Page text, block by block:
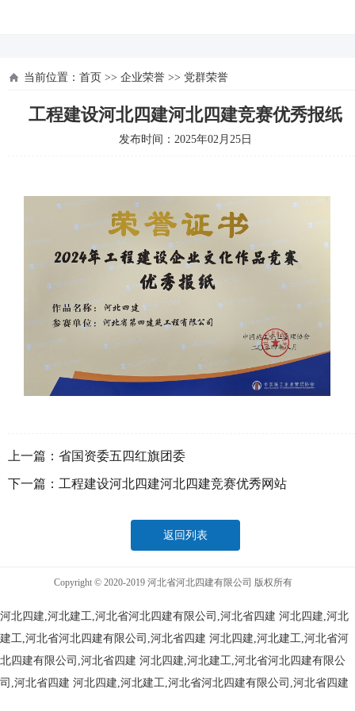
当前位置： 首页 >> 企业荣誉 >> 党群荣誉
工程建设河北四建河北四建竞赛优秀报纸
发布时间：2025年02月25日
上一篇： 省国资委五四红旗团委
下一篇： 工程建设河北四建河北四建竞赛优秀网站
返回列表
Copyright © 2020-2019 河北省河北四建有限公司 版权所有
河北四建,河北建工,河北省河北四建有限公司,河北省四建 河北四建,河北
建工,河北省河北四建有限公司,河北省四建 河北四建,河北建工,河北省河
北四建有限公司,河北省四建 河北四建,河北建工,河北省河北四建有限公
司,河北省四建 河北四建,河北建工,河北省河北四建有限公司,河北省四建